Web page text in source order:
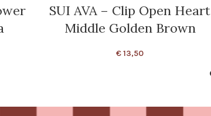
SUI AVA – Clip Open Heart
Middle Golden Brown
€13,50